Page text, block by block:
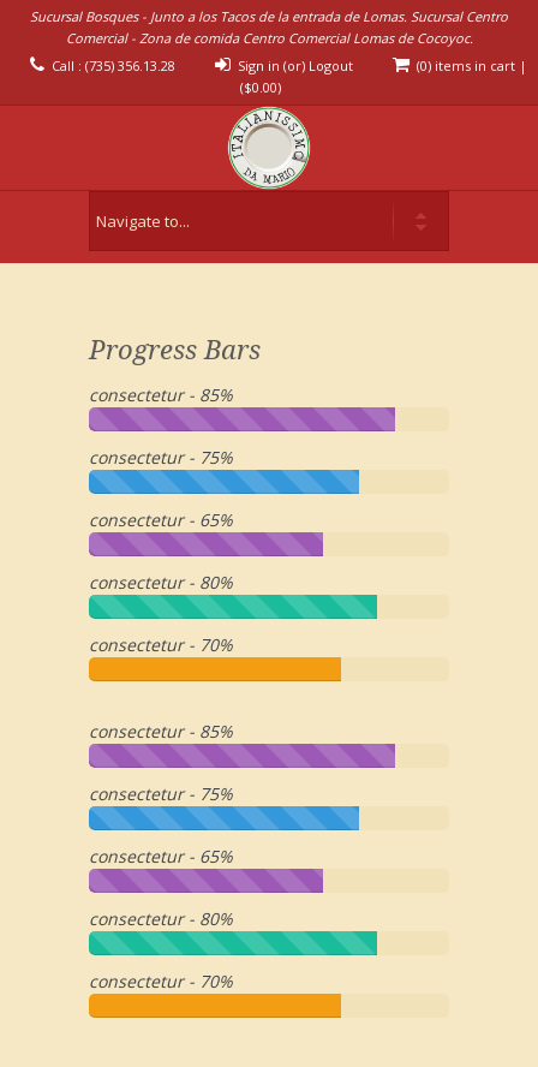
Sucursal Bosques - Junto a los Tacos de la entrada de Lomas. Sucursal Centro
Comercial - Zona de comida Centro Comercial Lomas de Cocoyoc.
Call : (735) 356.13.28
Sign in (or) Logout (0) items in cart|
($0.00)
Progress Bars
consectetur - 85%
consectetur - 75%
consectetur - 65%
consectetur - 80%
consectetur - 70%
consectetur - 85%
consectetur - 75%
consectetur - 65%
consectetur - 80%
consectetur - 70%